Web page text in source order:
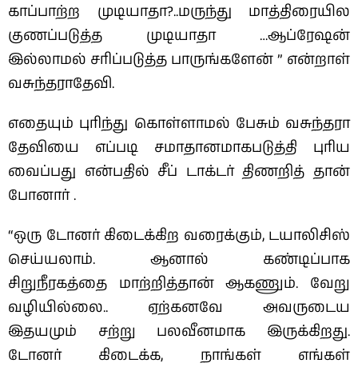
காப்பாற்ற முடியாதா?..மருந்து மாத்திரையில
குணப்படுத்த முடியாதா …ஆப்ரேஷன்
இல்லாமல் சரிப்படுத்த பாருங்களேன் ” என்றாள்
வசுந்தராதேவி.
எதையும் புரிந்து கொள்ளாமல் பேசும் வசுந்தரா
தேவியை எப்படி சமாதானமாகபடுத்தி புரிய
வைப்பது என்பதில் சீப் டாக்டர் திணறித் தான்
போனார் .
“ஒரு டோனர் கிடைக்கிற வரைக்கும், டயாலிசிஸ்
செய்யலாம். ஆனால் கண்டிப்பாக
சிறுநீரகத்தை மாற்றித்தான் ஆகணும். வேறு
வழியில்லை.. ஏற்கனவே அவருடைய
இதயமும் சற்று பலவீனமாக இருக்கிறது.
டோனர் கிடைக்க, நாங்கள் எங்கள்